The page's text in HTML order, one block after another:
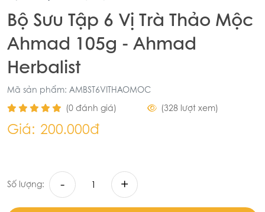
Bộ Sưu Tập 6 Vị Trà Thảo Mộc
Ahmad 105g - Ahmad
Herbalist
Mã sản phẩm: AMBST6VITHAOMOC
(0 đánh giá)
(328 lượt xem)
Giá: 200.000đ
Số lượng: - +